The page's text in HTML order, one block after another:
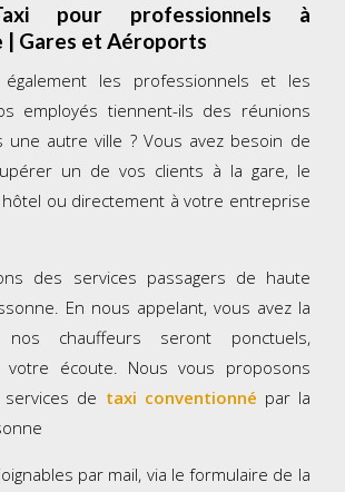
pour professionnels à
| Gares et Aéroports
les professionnels et les
employés tiennent-ils des réunions
une autre ville ? Vous avez besoin de
un de vos clients à la gare, le
ou directement à votre entreprise
des services passagers de haute
En nous appelant, vous avez la
chauffeurs seront ponctuels,
écoute. Nous vous proposons
de taxi conventionné par la
par mail, via le formulaire de la